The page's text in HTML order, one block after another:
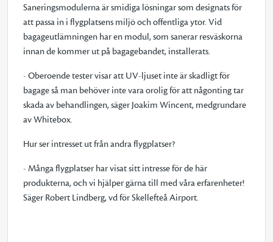
Saneringsmodulerna är smidiga lösningar som designats för
att passa in i flygplatsens miljö och offentliga ytor. Vid
bagageutlämningen har en modul, som sanerar resväskorna
innan de kommer ut på bagagebandet, installerats.
- Oberoende tester visar att UV-ljuset inte är skadligt för
bagage så man behöver inte vara orolig för att någonting tar
skada av behandlingen, säger Joakim Wincent, medgrundare
av Whitebox.
Hur ser intresset ut från andra flygplatser?
- Många flygplatser har visat sitt intresse för de här
produkterna, och vi hjälper gärna till med våra erfarenheter!
Säger Robert Lindberg, vd för Skellefteå Airport.